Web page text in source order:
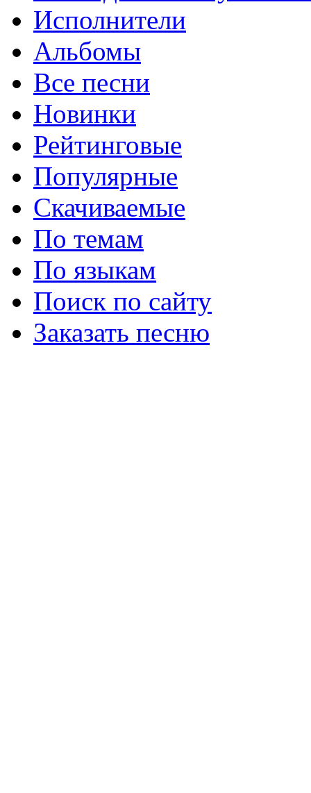
Исполнители
Альбомы
Все песни
Новинки
Рейтинговые
Популярные
Скачиваемые
По темам
По языкам
Поиск по сайту
Заказать песню